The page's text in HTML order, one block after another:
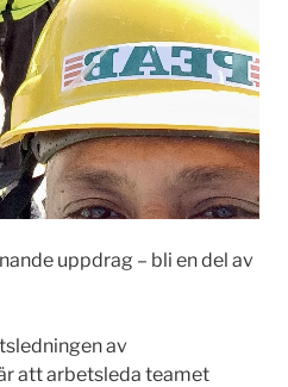
uppdrag – bli en del av
av
att arbetsleda teamet